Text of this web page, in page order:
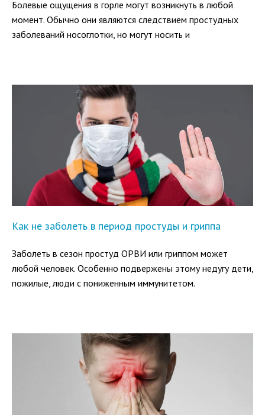
Болевые ощущения в горле могут возникнуть в любой
момент. Обычно они являются следствием простудных
заболеваний носоглотки, но могут носить и
Как не заболеть в период простуды и гриппа
Заболеть в сезон простуд ОРВИ или гриппом может
любой человек. Особенно подвержены этому недугу дети,
пожилые, люди с пониженным иммунитетом.